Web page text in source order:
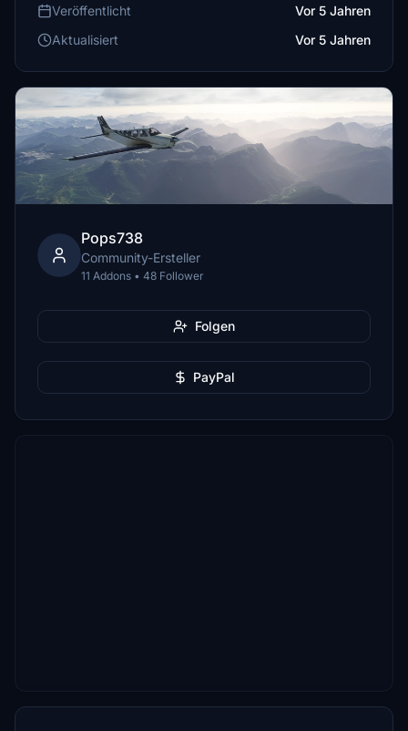
Veröffentlicht
Vor 5 Jahren
Aktualisiert
Vor 5 Jahren
Pops738
Community-Ersteller
11 Addons • 48 Follower
Folgen
PayPal